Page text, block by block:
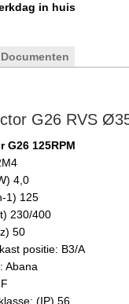
in huis
Documenten
G26 RVS
G26 125RPM
4,0
1) 125
230/400
50
positie: B3/A
Abana
(IP) 56